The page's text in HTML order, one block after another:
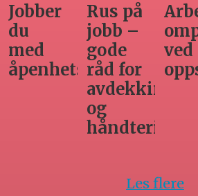
Arbeidsgivers
omplasseringsplikt
ved
oppsigelse
Gode
råd for
om
Les flere